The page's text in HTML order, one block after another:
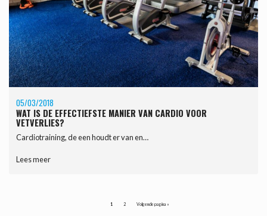
05/03/2018
WAT IS DE EFFECTIEFSTE MANIER VAN CARDIO VOOR
VETVERLIES?
Cardiotraining, de een houdt er van en…
Lees meer
1 2 Volgende pagina »